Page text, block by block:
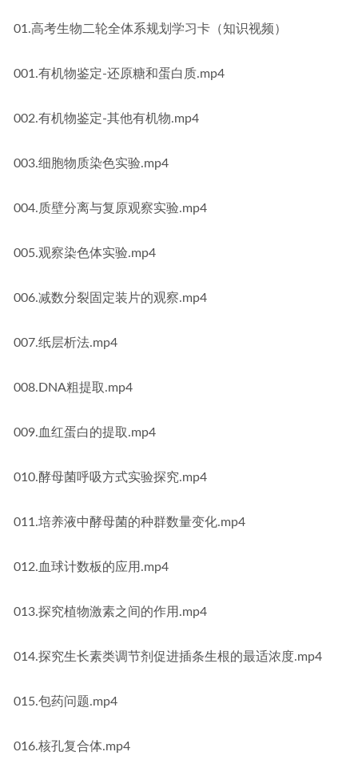
01.高考生物二轮全体系规划学习卡（知识视频）
001.有机物鉴定-还原糖和蛋白质.mp4
002.有机物鉴定-其他有机物.mp4
003.细胞物质染色实验.mp4
004.质壁分离与复原观察实验.mp4
005.观察染色体实验.mp4
006.减数分裂固定装片的观察.mp4
007.纸层析法.mp4
008.DNA粗提取.mp4
009.血红蛋白的提取.mp4
010.酵母菌呼吸方式实验探究.mp4
011.培养液中酵母菌的种群数量变化.mp4
012.血球计数板的应用.mp4
013.探究植物激素之间的作用.mp4
014.探究生长素类调节剂促进插条生根的最适浓度.mp4
015.包药问题.mp4
016.核孔复合体.mp4